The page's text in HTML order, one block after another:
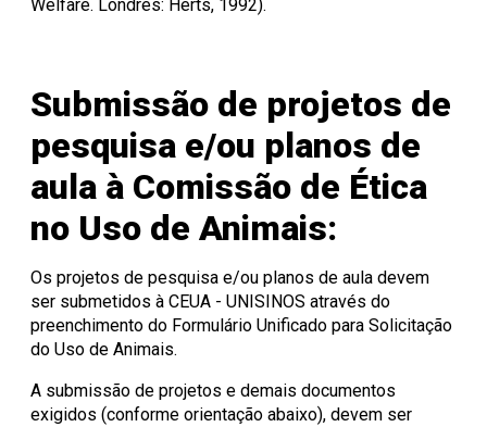
Welfare. Londres: Herts, 1992).
Submissão de projetos de
pesquisa e/ou planos de
aula à Comissão de Ética
no Uso de Animais:
Os projetos de pesquisa e/ou planos de aula devem
ser submetidos à CEUA - UNISINOS através do
preenchimento do Formulário Unificado para Solicitação
do Uso de Animais.
A submissão de projetos e demais documentos
exigidos (conforme orientação abaixo), devem ser